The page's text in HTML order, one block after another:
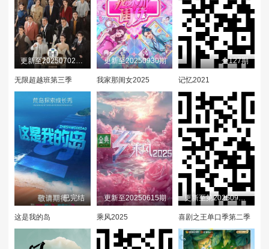
20240401 20240402 20240403
20240404 20240405 20240408
20240410 20240411 20240412
20240415 20240416 20240417
20240418 20240422 20240424
20240425 20240426 20240429
20240430 20240501 20240502
20240503 20240506 20240507
20240509 20245010 20240513
更新至20250702(直击片场)
无限超越班第三季
更新至20250930期
我家那闺女2025
全127期
记忆2021
已完结
这是我的岛
更新至20250615期
乘风2025
更新至第20250914期
喜剧之王单口季第二季